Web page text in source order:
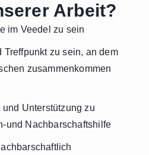
Arbeit?
im Veedel zu sein
Treffpunkt zu sein, an dem
zusammenkommen
Unterstützung zu
und Nachbarschaftshilfe